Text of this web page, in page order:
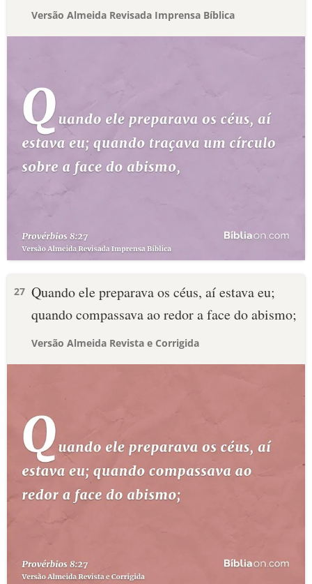
Versão Almeida Revisada Imprensa Bíblica
27 Quando ele preparava os céus, aí estava eu;
quando compassava ao redor a face do abismo;
Versão Almeida Revista e Corrigida